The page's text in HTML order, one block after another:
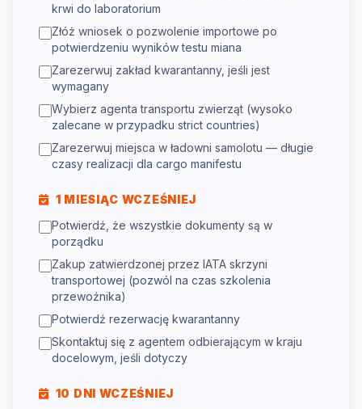
krwi do laboratorium
Złóż wniosek o pozwolenie importowe po
potwierdzeniu wyników testu miana
Zarezerwuj zakład kwarantanny, jeśli jest
wymagany
Wybierz agenta transportu zwierząt (wysoko
zalecane w przypadku strict countries)
Zarezerwuj miejsca w ładowni samolotu — długie
czasy realizacji dla cargo manifestu
1 MIESIĄC WCZEŚNIEJ
Potwierdź, że wszystkie dokumenty są w
porządku
Zakup zatwierdzonej przez IATA skrzyni
transportowej (pozwól na czas szkolenia
przewoźnika)
Potwierdź rezerwację kwarantanny
Skontaktuj się z agentem odbierającym w kraju
docelowym, jeśli dotyczy
10 DNI WCZEŚNIEJ